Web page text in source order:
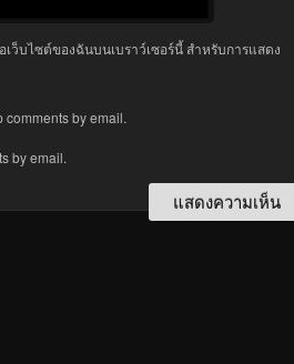
ว็บไซต์ของฉันบนเบราว์เซอร์นี้ สำหรับการแสดง
comments by email.
by email.